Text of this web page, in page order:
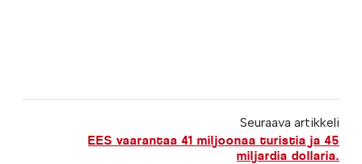
Seuraava artikkeli
EES vaarantaa 41 miljoonaa turistia ja 45
miljardia dollaria.